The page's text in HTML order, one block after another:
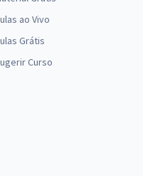
ao Vivo
Grátis
Curso